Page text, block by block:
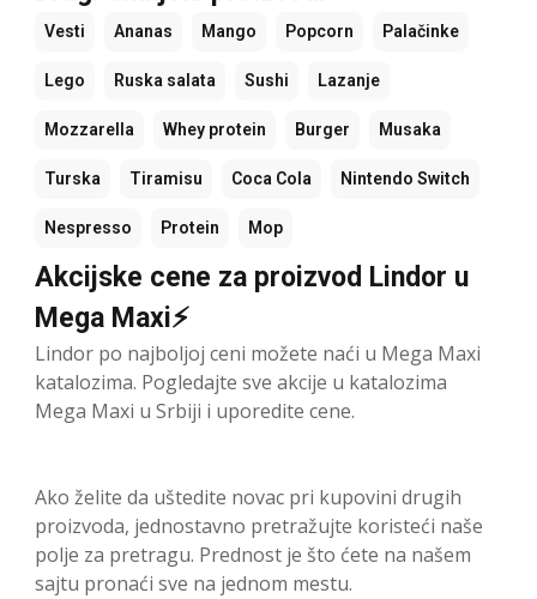
Vesti Ananas Mango Popcorn Palačinke
Lego Ruska salata Sushi Lazanje
Mozzarella Whey protein Burger Musaka
Turska Tiramisu Coca Cola Nintendo Switch
Nespresso Protein Mop
Akcijske cene za proizvod Lindor u
Mega Maxi⚡
Lindor po najboljoj ceni možete naći u Mega Maxi
katalozima. Pogledajte sve akcije u katalozima
Mega Maxi u Srbiji i uporedite cene.
Ako želite da uštedite novac pri kupovini drugih
proizvoda, jednostavno pretražujte koristeći naše
polje za pretragu. Prednost je što ćete na našem
sajtu pronaći sve na jednom mestu.